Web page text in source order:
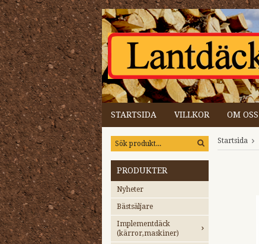
STARTSIDA VILLKOR OM OSS
PRODUKTER
Nyheter
Bästsäljare
Implementdäck
(kärror,maskiner)
Startsida